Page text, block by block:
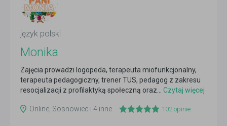
język polski
Monika
Zajęcia prowadzi logopeda, terapeuta miofunkcjonalny,
terapeuta pedagogiczny, trener TUS, pedagog z zakresu
resocjalizacji z profilaktyką społeczną oraz... Czytaj więcej
Online, Sosnowiec i 4 inne 102opinie